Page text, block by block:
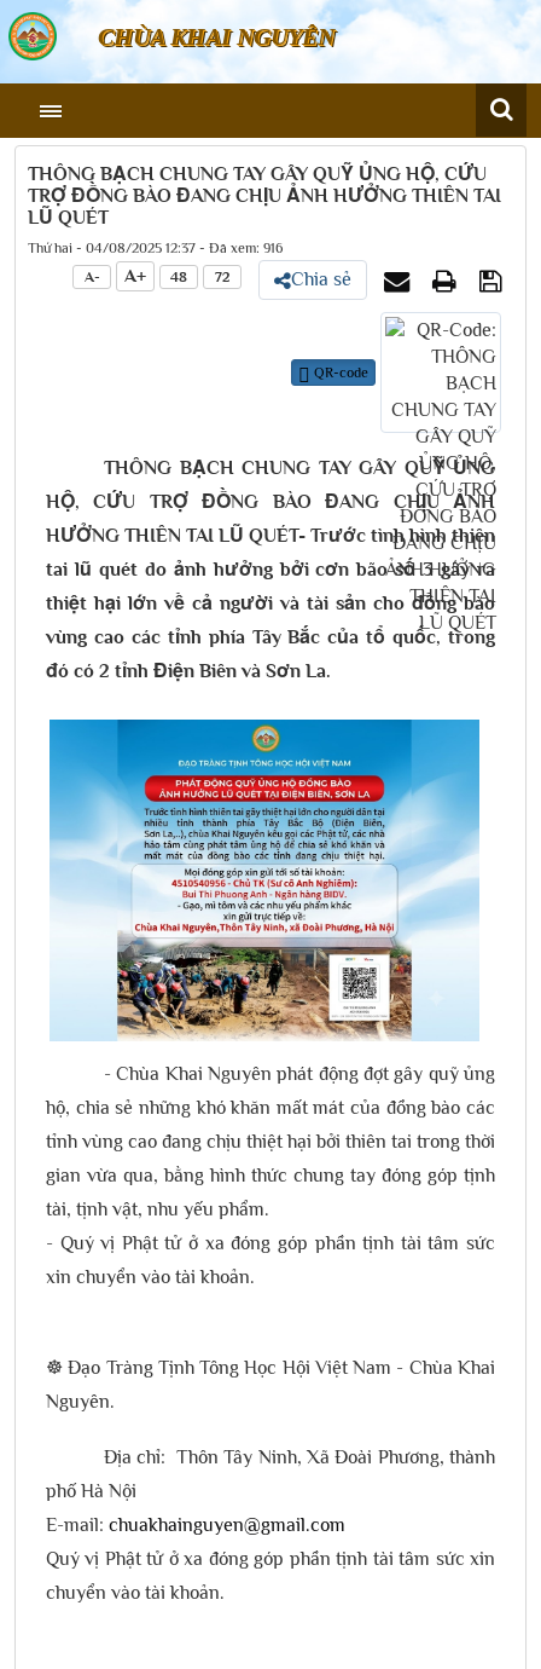
CHÙA KHAI NGUYÊN
THÔNG BẠCH CHUNG TAY GÂY QUỸ ỦNG HỘ, CỨU
TRỢ ĐỒNG BÀO ĐANG CHỊU ẢNH HƯỞNG THIÊN TAI
LŨ QUÉT
Thứ hai - 04/08/2025 12:37 - Đã xem: 916
A-
A+ 48 72 Chia sẻ
QR-code
THÔNG BẠCH CHUNG TAY GÂY QUỸ ỦNG
HỘ, CỨU TRỢ ĐỒNG BÀO ĐANG CHỊU ẢNH
HƯỞNG THIÊN TAI LŨ QUÉT- Trước tình hình thiên
tai lũ quét do ảnh hưởng bởi cơn bão số 3 gây ra
thiệt hại lớn về cả người và tài sản cho đồng bào
vùng cao các tỉnh phía Tây Bắc của tổ quốc, trong
đó có 2 tỉnh Điện Biên và Sơn La.
- Chùa Khai Nguyên phát động đợt gây quỹ ủng
hộ, chia sẻ những khó khăn mất mát của đồng bào các
tỉnh vùng cao đang chịu thiệt hại bởi thiên tai trong thời
gian vừa qua, bằng hình thức chung tay đóng góp tịnh
tài, tịnh vật, nhu yếu phẩm.
- Quý vị Phật tử ở xa đóng góp phần tịnh tài tâm sức
xin chuyển vào tài khoản.
☸️ Đạo Tràng Tịnh Tông Học Hội Việt Nam - Chùa Khai
Nguyên.
Địa chỉ: Thôn Tây Ninh, Xã Đoài Phương, thành
phố Hà Nội
E-mail: chuakhainguyen@gmail.com
Quý vị Phật tử ở xa đóng góp phần tịnh tài tâm sức xin
chuyển vào tài khoản.